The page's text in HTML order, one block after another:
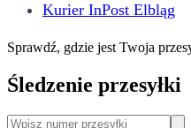
Kurier InPost Elbląg
Sprawdź, gdzie jest Twoja
Śledzenie przesyłki